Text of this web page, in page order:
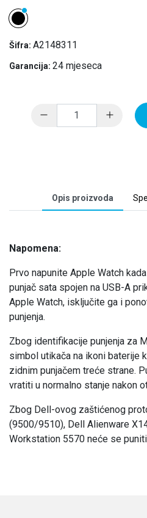
Šifra: A2148311
Garancija: 24 mjeseca
Opis proizvoda
Napomena:
Prvo napunite Apple Watch
punjač sata spojen na USB-A
Apple Watch, isključite ga i
punjenja.
Zbog identifikacije punjenja za
simbol utikača na ikoni baterije
zidnim punjačem treće strane.
vratiti u normalno stanje nakon
Zbog Dell-ovog zaštićenog
(9500/9510), Dell Alienware
Workstation 5570 neće se